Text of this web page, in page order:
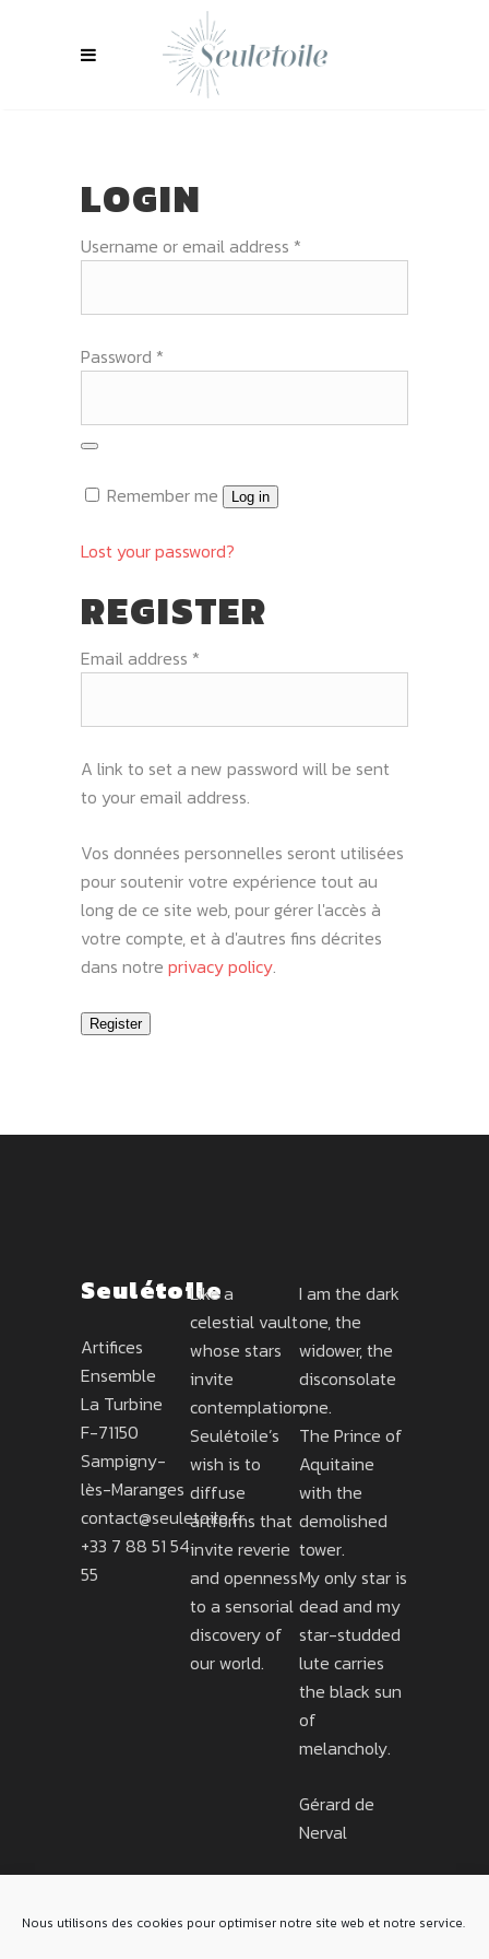
Nous utilisons des cookies pour optimiser notre site web et notre service.
LOGIN
Username or email address *
Password *
Remember me Log in
Lost your password?
REGISTER
Email address *
A link to set a new password will be sent
to your email address.
Vos données personnelles seront utilisées
pour soutenir votre expérience tout au
long de ce site web, pour gérer l'accès à
votre compte, et à d'autres fins décrites
dans notre privacy policy.
Register
Seulétoile
Artifices
Ensemble
La Turbine
F-71150
Sampigny-
lès-Maranges
contact@seuletoile.fr
+33 7 88 51 54
55
Like a
celestial vault
whose stars
invite
contemplation,
Seulétoile’s
wish is to
diffuse
artforms that
invite reverie
and openness
to a sensorial
discovery of
our world.
I am the dark
one, the
widower, the
disconsolate
one.
The Prince of
Aquitaine
with the
demolished
tower.
My only star is
dead and my
star-studded
lute carries
the black sun
of
melancholy.
Gérard de
Nerval